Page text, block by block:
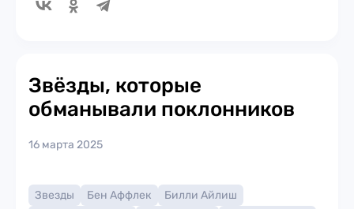
Звёзды, которые
обманывали поклонников
16 марта 2025
Звезды Бен Аффлек
Билли Айлиш